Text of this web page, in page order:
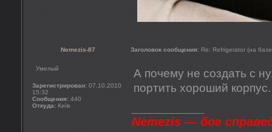
Nemezis-87 Заголовок сообщения: Re: Refrigerator (на
Умелый
Зарегистрирован: 07.10.2010
15:32
Сообщения: 440
Откуда: Київ
А почему не создать с
портить хороший корпус.
Nemezis — бог